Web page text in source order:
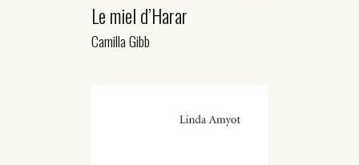
Le miel d’Harar
Camilla Gibb